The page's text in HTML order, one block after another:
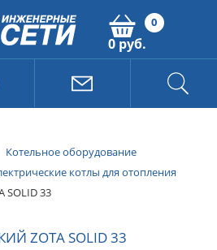
0
0 руб.
Котельное оборудование
котлы для отопления
SOLID 33
ZOTA SOLID 33